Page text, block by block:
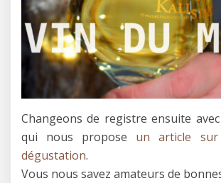
Changeons de registre ensuite avec
qui nous propose un article
dégustation.
Vous nous savez amateurs de